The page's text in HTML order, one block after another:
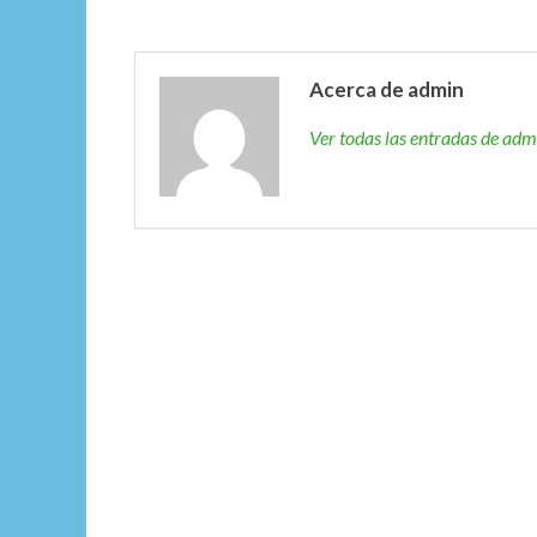
Acerca de admin
Ver todas las entradas de